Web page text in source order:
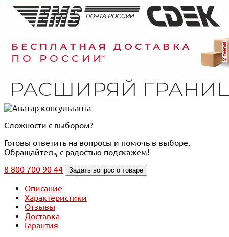
Сложности с выбором?
Готовы ответить на вопросы и помочь в выборе.
Обращайтесь, с радостью подскажем!
8 800 700 90 44
Задать вопрос о товаре
Описание
Характеристики
Отзывы
Доставка
Гарантия